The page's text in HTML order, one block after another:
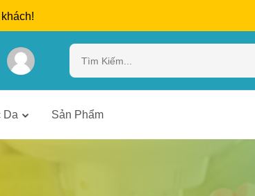
Da Sản Phẩm